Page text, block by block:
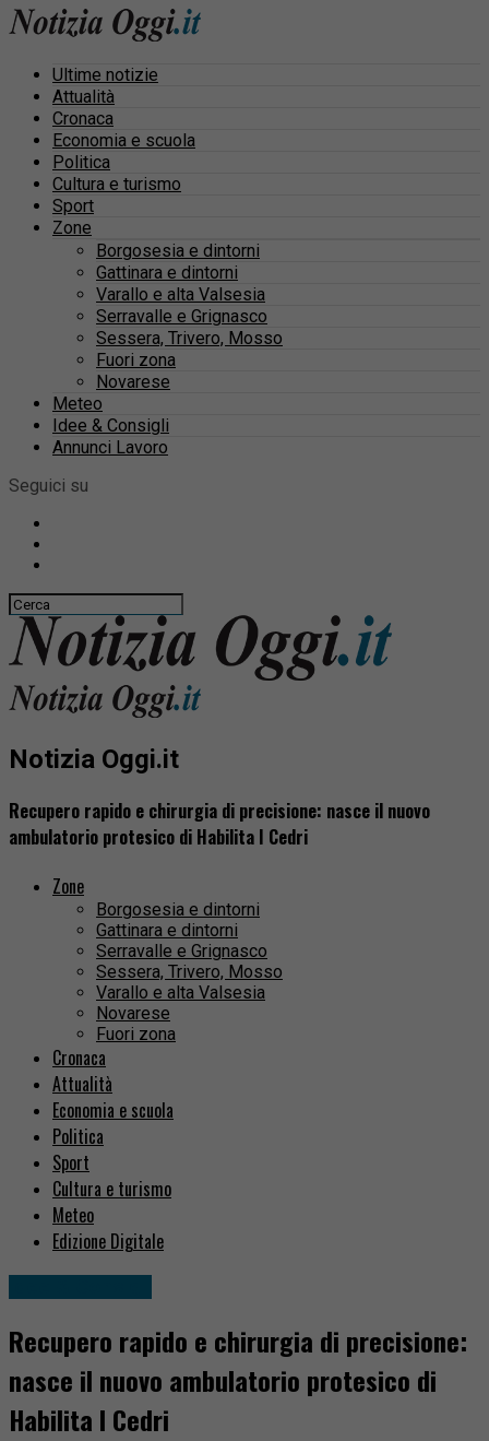
Ultime notizie
Attualità
Cronaca
Economia e scuola
Politica
Cultura e turismo
Sport
Zone
Borgosesia e dintorni
Gattinara e dintorni
Varallo e alta Valsesia
Serravalle e Grignasco
Sessera, Trivero, Mosso
Fuori zona
Novarese
Meteo
Idee & Consigli
Annunci Lavoro
Seguici su
Notizia Oggi.it
Recupero rapido e chirurgia di precisione: nasce il nuovo
ambulatorio protesico di Habilita I Cedri
Zone
Borgosesia e dintorni
Gattinara e dintorni
Serravalle e Grignasco
Sessera, Trivero, Mosso
Varallo e alta Valsesia
Novarese
Fuori zona
Cronaca
Attualità
Economia e scuola
Politica
Sport
Cultura e turismo
Meteo
Edizione Digitale
Recupero rapido e chirurgia di precisione:
nasce il nuovo ambulatorio protesico di
Habilita I Cedri